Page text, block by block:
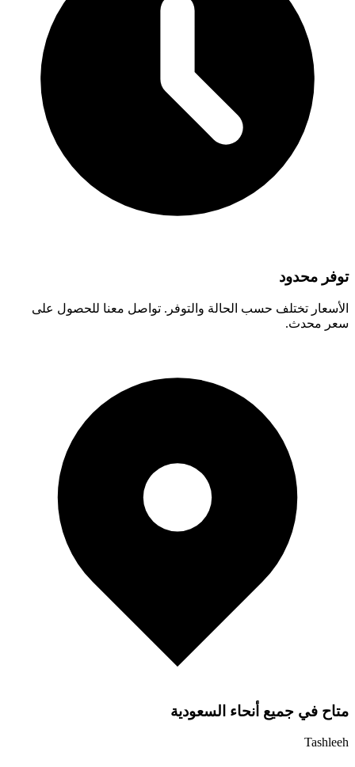
توفر محدود
الأسعار تختلف حسب الحالة والتوفر. تواصل معنا للحصول على
سعر محدث.
متاح في جميع أنحاء السعودية
Tashleeh